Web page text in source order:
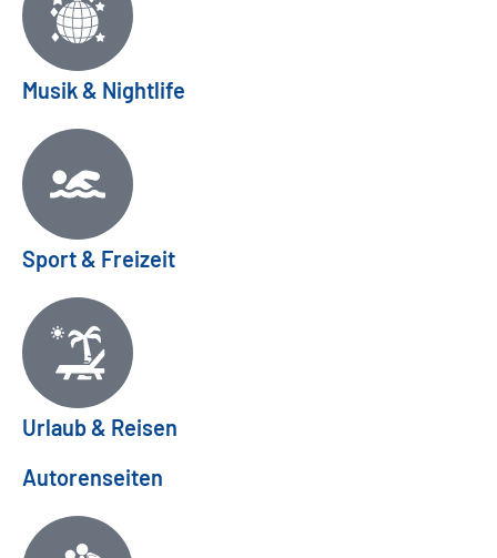
Musik & Nightlife
Sport & Freizeit
Urlaub & Reisen
Autorenseiten